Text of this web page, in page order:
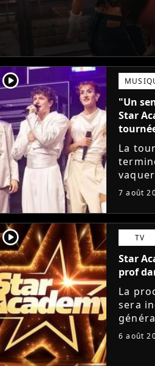
player2
"Un
Star
La
cet
7 août
player2 TV
Star
prof
La
sera
6 août